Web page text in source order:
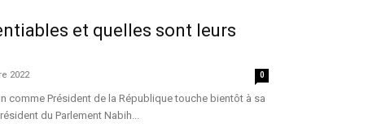
et quelles sont leurs
2022 0
comme Président de la République touche bientôt à sa
du Parlement Nabih...